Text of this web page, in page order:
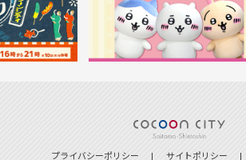
プライバシーポリシー サイトポリシー